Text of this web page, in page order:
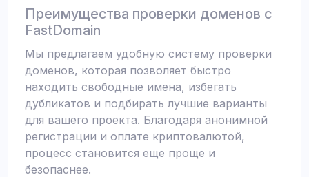
Преимущества проверки доменов с
FastDomain
Мы предлагаем удобную систему проверки
доменов, которая позволяет быстро
находить свободные имена, избегать
дубликатов и подбирать лучшие варианты
для вашего проекта. Благодаря анонимной
регистрации и оплате криптовалютой,
процесс становится еще проще и
безопаснее.